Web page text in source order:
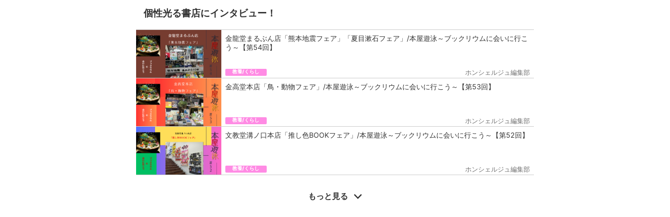
個性光る書店にインタビュー！
金龍堂まるぶん店「熊本地震フェア」「夏目漱石フェア」/本屋遊泳～ブックリウムに会いに行こ
う～【第54回】
教養/くらし ホンシェルジュ編集部
金高堂本店「鳥・動物フェア」/本屋遊泳～ブックリウムに会いに行こう～【第53回】
教養/くらし ホンシェルジュ編集部
文教堂溝ノ口本店「推し色BOOKフェア」/本屋遊泳～ブックリウムに会いに行こう～【第52回】
教養/くらし ホンシェルジュ編集部
もっと見る